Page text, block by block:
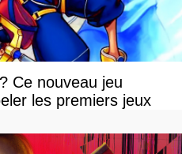
Ce nouveau jeu
les premiers jeux